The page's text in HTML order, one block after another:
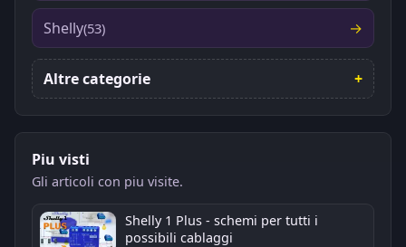
Shelly(53)
Altre categorie
Piu visti
Gli articoli con piu visite.
Shelly 1 Plus - schemi per tutti i
possibili cablaggi